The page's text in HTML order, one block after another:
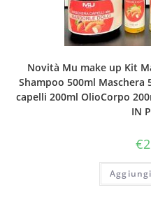
Novità Mu make up Kit
Shampoo 500ml Maschera
capelli 200ml OlioCorpo
IN
€